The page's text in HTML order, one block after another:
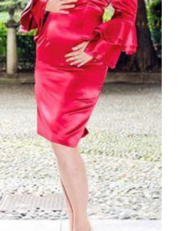
Social News
News dal mondo